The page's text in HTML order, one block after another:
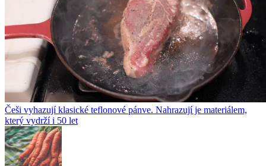
Češi vyhazují klasické teflonové pánve. Nahrazují je materiálem,
který vydrží i 50 let